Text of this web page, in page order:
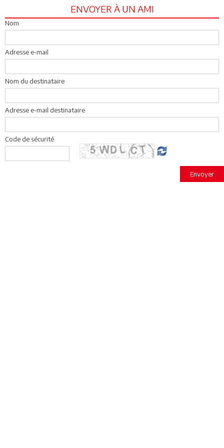
ENVOYER À UN AMI
Nom
Adresse e-mail
Nom du destinataire
Adresse e-mail destinataire
Code de sécurité
Envoyer